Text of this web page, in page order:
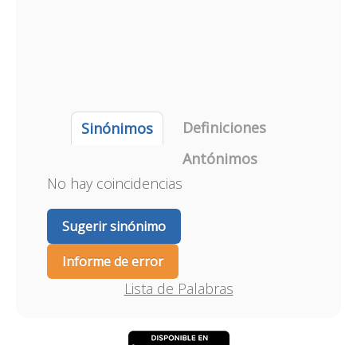
Sinónimos
Definiciones
Antónimos
No hay coincidencias
Sugerir sinónimo
Informe de error
Lista de Palabras